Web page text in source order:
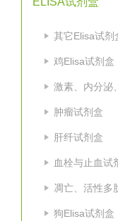
其它Elisa试剂
鸡Elisa试剂盒
激素、内分泌
肿瘤试剂盒
肝纤试剂盒
血栓与止血试
凋亡、活性多
狗Elisa试剂盒